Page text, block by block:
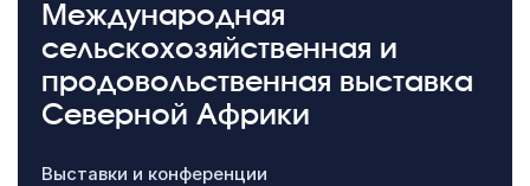
Международная
сельскохозяйственная и
продовольственная выставка
Северной Африки
Выставки и конференции